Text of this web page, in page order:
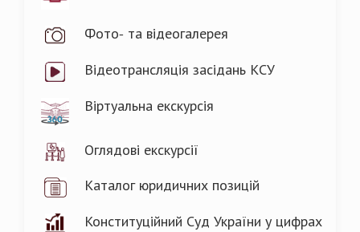
Фото- та відеогалерея
Відеотрансляція засідань КСУ
Віртуальна екскурсія
Оглядові екскурсії
Каталог юридичних позицій
Конституційний Суд України у цифрах